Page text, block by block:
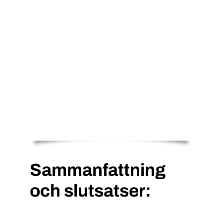
Sammanfattning
och slutsatser: